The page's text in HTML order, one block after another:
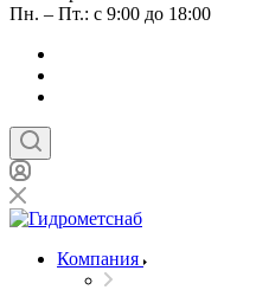
Пн. – Пт.: с 9:00 до 18:00
Компания